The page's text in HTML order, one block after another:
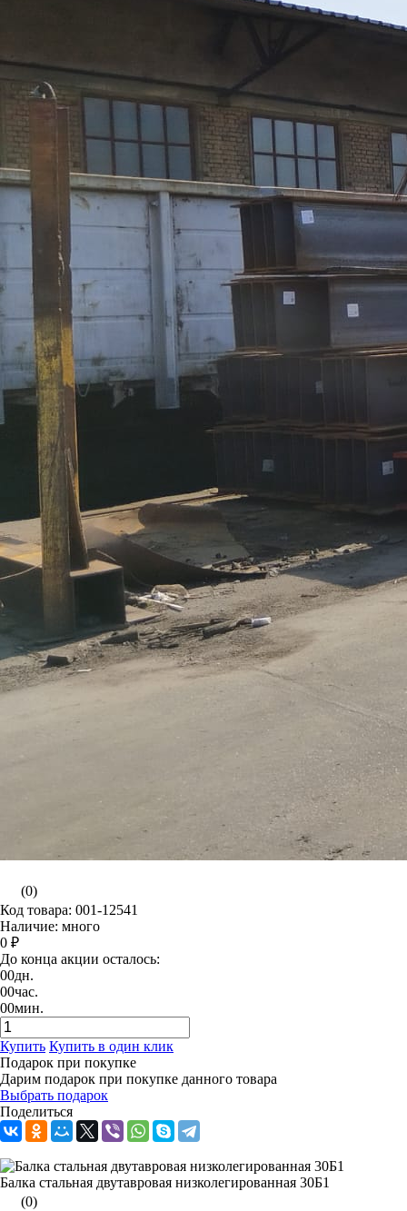
(0)
Код товара: 001-12541
Наличие: много
0 ₽
До конца акции осталось:
00дн.
00час.
00мин.
Купить Купить в один клик
Подарок при покупке
Дарим подарок при покупке данного товара
Выбрать подарок
Поделиться
Балка стальная двутавровая низколегированная 30Б1
(0)